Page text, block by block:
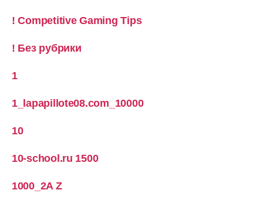
! Competitive Gaming Tips
! Без рубрики
1
1_lapapillote08.com_10000
10
10-school.ru 1500
1000_2A Z